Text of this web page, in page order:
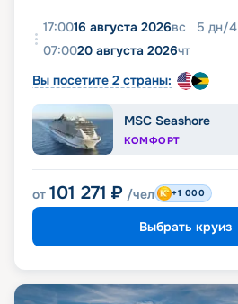
17:0016 августа 2026вс 5 дн/4
07:0020 августа 2026чт
Вы посетите 2 страны:
MSC Seashore
КОМФОРТ
от 101 271 ₽ /чел +1 000
Выбрать круиз